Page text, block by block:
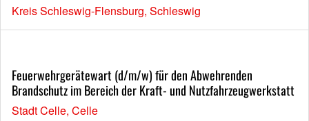
Kreis Schleswig-Flensburg, Schleswig
Feuerwehrgerätewart (d/m/w) für den Abwehrenden
Brandschutz im Bereich der Kraft- und Nutzfahrzeugwerkstatt
Stadt Celle, Celle